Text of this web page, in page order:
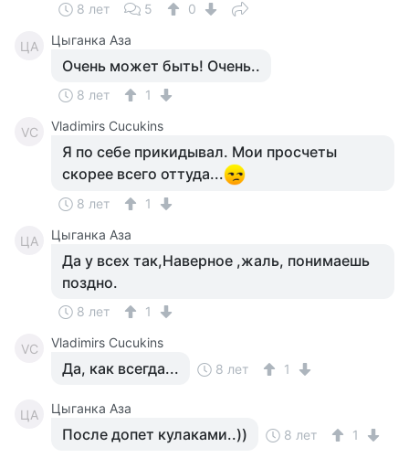
8 лет 5 0
ЦА Цыганка Аза
Очень может быть! Очень..
8 лет 1
VC Vladimirs Cucukins
Я по себе прикидывал. Мои просчеты
скорее всего оттуда...
8 лет 1
ЦА Цыганка Аза
Да у всех так,Наверное ,жаль, понимаешь
поздно.
8 лет 1
VC Vladimirs Cucukins
Да, как всегда... 8 лет 1
ЦА Цыганка Аза
После допет кулаками..)) 8 лет 1